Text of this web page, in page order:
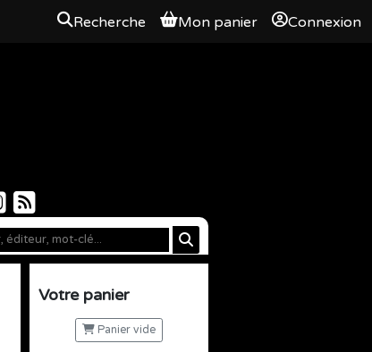
Recherche Mon panier Connexion
Votre panier
Panier vide